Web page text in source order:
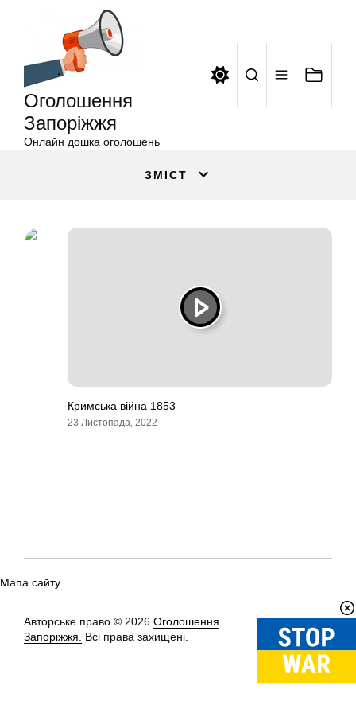
Оголошення
Запоріжжя
Онлайн дошка оголошень
ЗМІСТ
Кримська війна 1853
23 Листопада, 2022
Мапа сайту
Авторське право © 2026 Оголошення
Запоріжжя.
Всі права захищені.
Вгору↑